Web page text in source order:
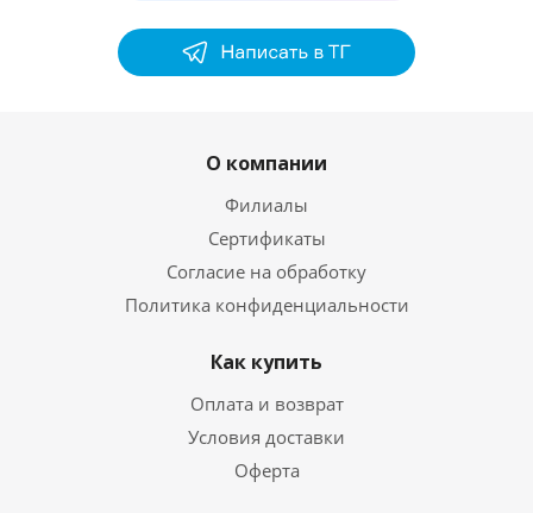
О компании
Филиалы
Сертификаты
Согласие на обработку
Политика конфиденциальности
Как купить
Оплата и возврат
Условия доставки
Оферта